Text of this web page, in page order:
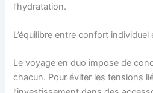
l’hydratation.
L’équilibre entre confort
Le voyage en duo impose de
chacun. Pour éviter les tensions